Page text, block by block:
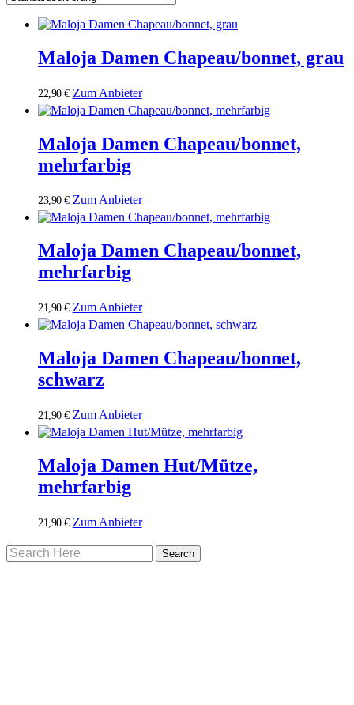
Maloja Damen Chapeau/bonnet, grau
22,90€ Zum Anbieter
Maloja Damen Chapeau/bonnet,
mehrfarbig
23,90€ Zum Anbieter
Maloja Damen Chapeau/bonnet,
mehrfarbig
21,90€ Zum Anbieter
Maloja Damen Chapeau/bonnet,
schwarz
21,90€ Zum Anbieter
Maloja Damen Hut/Mütze,
mehrfarbig
21,90€ Zum Anbieter